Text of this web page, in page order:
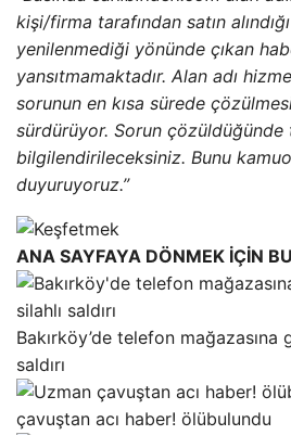
kişi/firma tarafından satın
yenilenmediği yönünde çıkan
yansıtmamaktadır. Alan adı
sorunun en kısa sürede
sürdürüyor. Sorun çözüldüğünde
bilgilendirileceksiniz. Bunu
duyuruyoruz.”
ANA SAYFAYA DÖNMEK İÇİN
Bakırköy’de telefon mağazasına
saldırı
çavuştan acı haber! ölübulundu